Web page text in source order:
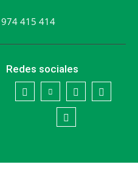
415 414
Redes sociales